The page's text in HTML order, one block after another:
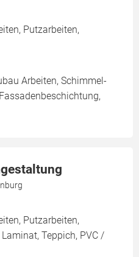
Putzarbeiten,
Arbeiten, Schimmel-
Putzarbeiten,
Teppich, PVC /